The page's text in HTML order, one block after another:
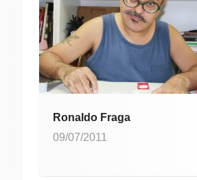
Ronaldo Fraga
09/07/2011